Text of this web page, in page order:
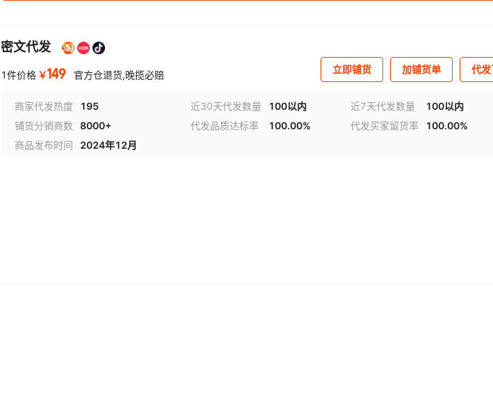
密文代发
1件价格 ￥149 官方仓退货,晚揽必赔 立即铺货 加铺货单 代
商家代发热度 195 近30天代发数量 100以内 近7天代发数量
100以内
铺货分销商数
8000+ 代发品质达标率 100.00% 代发买家留货率
100.00%
商品发布时间
2024年12月